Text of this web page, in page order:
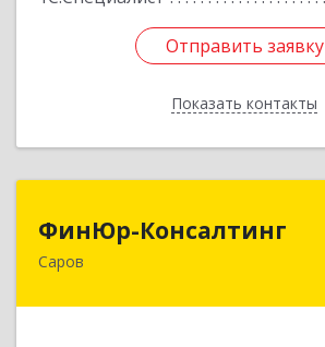
Отправить заявку
Показать контакты
Отправить заявку
Назад
ФинЮр-Консалтинг
Саров